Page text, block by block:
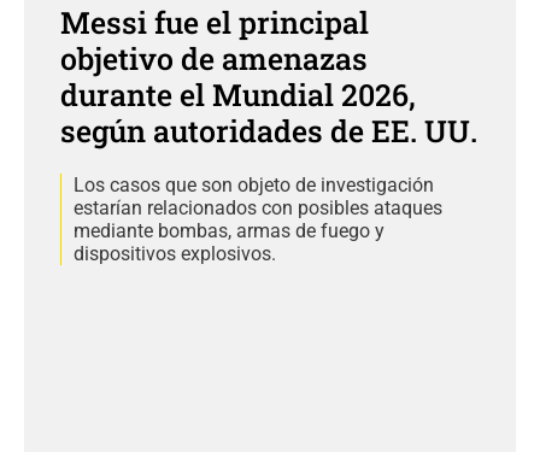
Messi fue el principal
objetivo de amenazas
durante el Mundial 2026,
según autoridades de EE. UU.
Los casos que son objeto de investigación
estarían relacionados con posibles ataques
mediante bombas, armas de fuego y
dispositivos explosivos.